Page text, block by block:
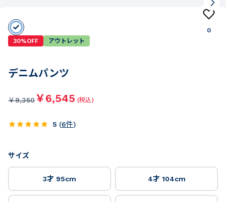
0
30%OFF
アウトレット
デニムパンツ
￥9,350￥6,545 (税込)
5 (6件)
サイズ
3才 95cm 4才 104cm